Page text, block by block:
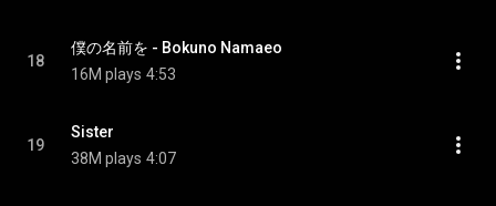
18
僕の名前を - Bokuno Namaeo
16M plays 4:53
19
Sister
38M plays 4:07